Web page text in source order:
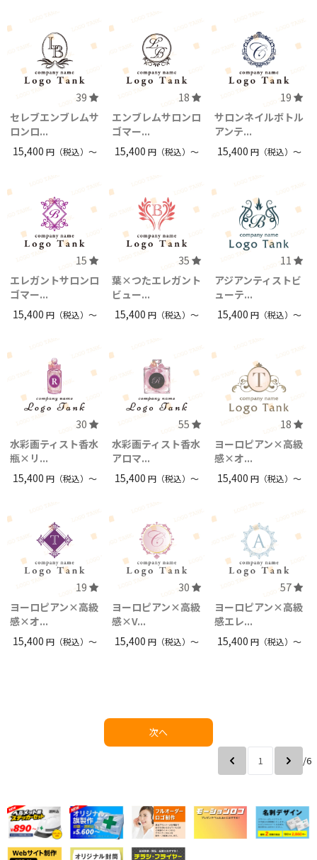
39
セレブエンブレムサ
ロンロ...
15,400 円（税込）〜
18
エンブレムサロンロ
ゴマー...
15,400円（税込）〜
19
サロンネイルボトル
アンテ...
15,400 円（税込）〜
15
エレガントサロンロ
ゴマー...
15,400 円（税込）〜
35
葉×つたエレガント
ビュー...
15,400円（税込）〜
11
アジアンティストビ
ューテ...
15,400 円（税込）〜
30
水彩画ティスト香水
瓶×リ...
15,400 円（税込）〜
55
水彩画ティスト香水
アロマ...
15,400円（税込）〜
18
ヨーロピアン×高級
感×オ...
15,400 円（税込）〜
19
ヨーロピアン×高級
感×オ...
15,400 円（税込）〜
30
ヨーロピアン×高級
感×V...
15,400円（税込）〜
57
ヨーロピアン×高級
感エレ...
15,400 円（税込）〜
次へ
/6